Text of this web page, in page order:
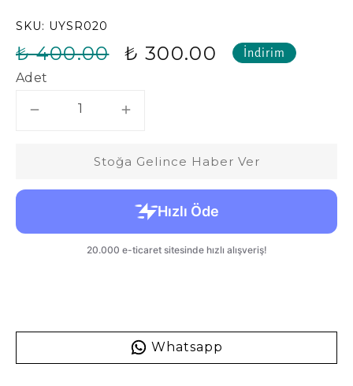
SKU: UYSR020
₺ 400.00 ₺ 300.00 İndirim
Adet
Stoğa Gelince Haber Ver
Whatsapp